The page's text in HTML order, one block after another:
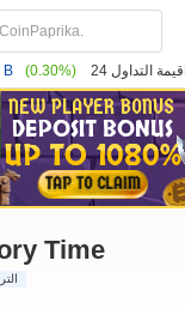
B (0.30%)
Time